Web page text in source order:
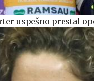
uspešno prestal